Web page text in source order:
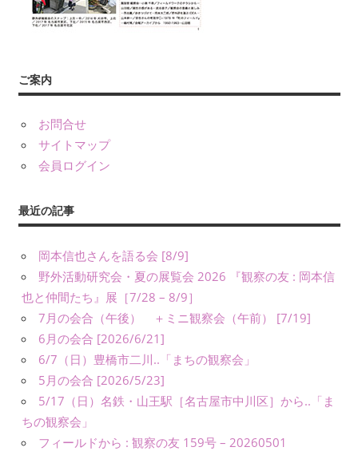
ど
に
公
し
て
い
ご案内
お問合せ
サイトマップ
会員ログイン
最近の記事
岡本信也さんを語る会 [8/9]
野外活動研究会・夏の展覧会 2026 『観察の友 : 岡本信
也と仲間たち』展［7/28 – 8/9］
7月の会合（午後） ＋ミニ観察会（午前） [7/19]
6月の会合 [2026/6/21]
6/7（日）豊橋市二川..「まちの観察会」
5月の会合 [2026/5/23]
5/17（日）名鉄・山王駅［名古屋市中川区］から..「ま
ちの観察会」
フィールドから : 観察の友 159号 – 20260501